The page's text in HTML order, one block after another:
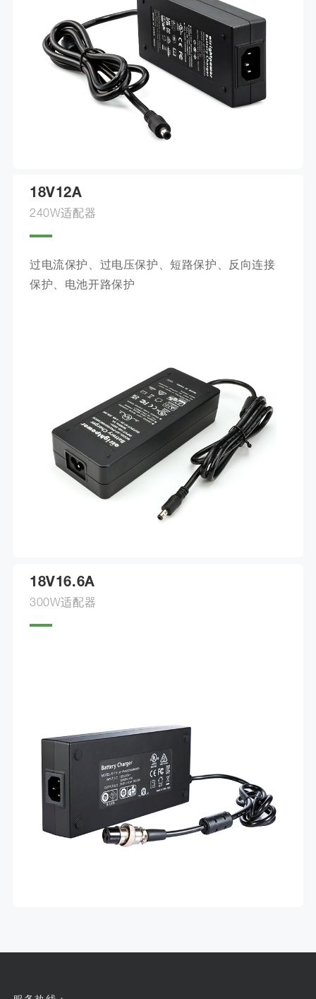
18V12A
240W适配器
过电流保护、过电压保护、短路保护、反向连接
保护、电池开路保护
18V16.6A
300W适配器